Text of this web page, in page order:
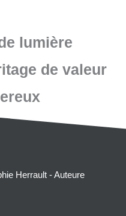
lumière
de valeur
Herrault - Auteure